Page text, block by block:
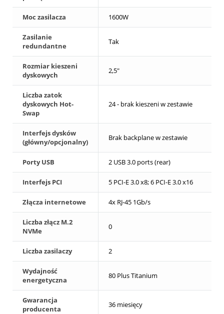
Moc zasilacza 1600W
Zasilanie
redundantne
Tak
Rozmiar kieszeni
dyskowych
2,5"
Liczba zatok
dyskowych Hot-
Swap
24 - brak kieszeni w zestawie
Interfejs dysków
(główny/opcjonalny)
Brak backplane w zestawie
Porty USB 2 USB 3.0 ports (rear)
Interfejs PCI 5 PCI-E 3.0 x8; 6 PCI-E 3.0 x16
Złącza internetowe 4x RJ-45 1Gb/s
Liczba złącz M.2
NVMe
0
Liczba zasilaczy 2
Wydajność
energetyczna
80 Plus Titanium
Gwarancja
producenta
36 miesięcy